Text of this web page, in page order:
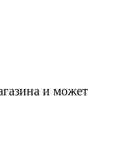
и может